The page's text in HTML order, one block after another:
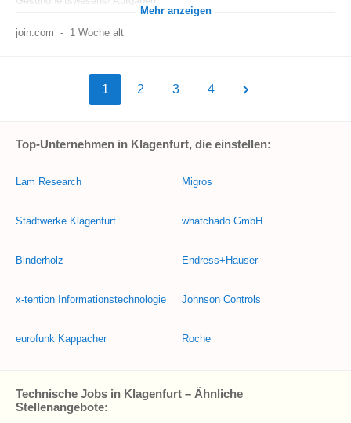
Mehr anzeigen
join.com - 1 Woche alt
1 2 3 4
Top-Unternehmen in Klagenfurt, die einstellen:
Lam Research
Stadtwerke Klagenfurt
Binderholz
x-tention Informationstechnologie
eurofunk Kappacher
Migros
whatchado GmbH
Endress+Hauser
Johnson Controls
Roche
Technische Jobs in Klagenfurt – Ähnliche
Stellenangebote: